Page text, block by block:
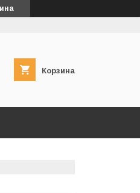
Корзина